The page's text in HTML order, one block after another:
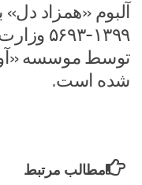
آلبوم «همزاد
۱۳۹۹-
توسط موسسه
شده است.
مطالب مرتبط